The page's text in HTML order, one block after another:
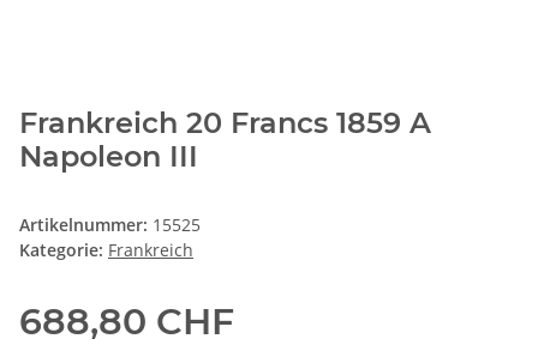
Frankreich 20 Francs 1859 A
Napoleon III
Artikelnummer: 15525
Kategorie: Frankreich
688,80 CHF